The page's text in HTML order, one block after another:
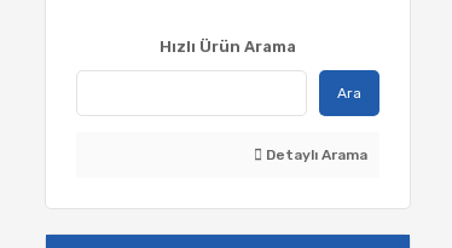
Hızlı Ürün Arama
Ara
Detaylı Arama